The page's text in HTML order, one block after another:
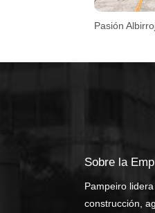
Sobre la
Pampeiro
construcción,